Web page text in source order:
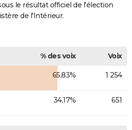
le résultat officiel de l'élection
de l'Intérieur.
% des voix
Voix
65,83% 1 254
34,17% 651